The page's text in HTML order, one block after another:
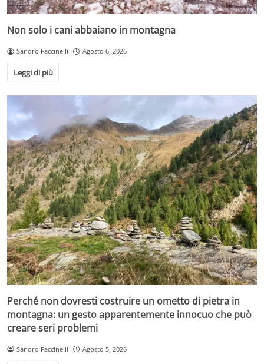
Non solo i cani abbaiano in montagna
Sandro Faccinelli Agosto 6, 2026
Leggi di più
Perché non dovresti costruire un ometto di pietra in
montagna: un gesto apparentemente innocuo che può
creare seri problemi
Sandro Faccinelli Agosto 5, 2026